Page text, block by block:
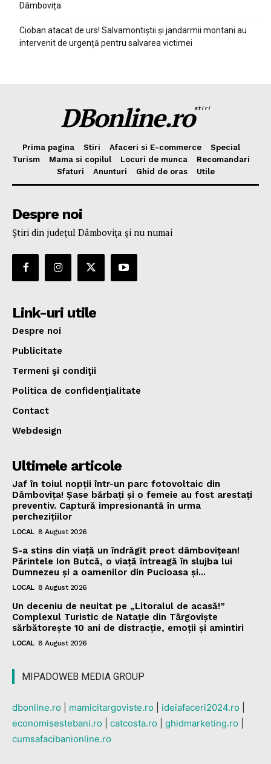
Dâmbovița
Cioban atacat de urs! Salvamontiștii și jandarmii montani au
intervenit de urgență pentru salvarea victimei
DBonline.rostiri
Prima pagina Stiri Afaceri si E-commerce
Special
Turism
Mama si copilul Locuri de munca
Recomandari
Sfaturi
Anunturi Ghid de oras Utile
Despre noi
Ştiri din judeţul Dâmboviţa şi nu numai
Link-uri utile
Despre noi
Publicitate
Termeni şi condiţii
Politica de confidenţialitate
Contact
Webdesign
Ultimele articole
Jaf în toiul nopții într-un parc fotovoltaic din
Dâmbovița! Șase bărbați și o femeie au fost arestați
preventiv. Captură impresionantă în urma
perchezițiilor
LOCAL 8 August 2026
S-a stins din viață un îndrăgit preot dâmbovițean!
Părintele Ion Butcă, o viață întreagă în slujba lui
Dumnezeu și a oamenilor din Pucioasa și...
LOCAL 8 August 2026
Un deceniu de neuitat pe „Litoralul de acasă!”
Complexul Turistic de Natație din Târgoviște
sărbătorește 10 ani de distracție, emoții și amintiri
LOCAL 8 August 2026
MIPADOWEB MEDIA GROUP
dbonline.ro mamicitargoviste.ro ideiafaceri2024.ro
economisestebani.ro
catcosta.ro ghidmarketing.ro
cumsafacibanionline.ro